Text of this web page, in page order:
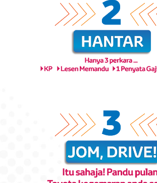
Fi dan Caj
Berikut ialah fi dan caj
terlibat dalam
anda.
Aplikasi EZ
capaian terhadap
kereta anda dan
mengikut keselesaan
Mengenai